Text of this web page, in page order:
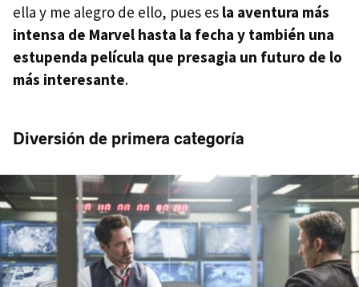
ella y me alegro de ello, pues es la aventura más
intensa de Marvel hasta la fecha y también una
estupenda película que presagia un futuro de lo
más interesante.
Diversión de primera categoría